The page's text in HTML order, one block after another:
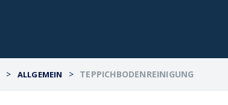
> ALLGEMEIN > TEPPICHBODENREINIGUNG